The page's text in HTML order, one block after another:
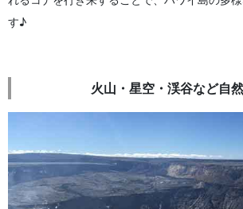
す♪
火山・星空・渓谷など自